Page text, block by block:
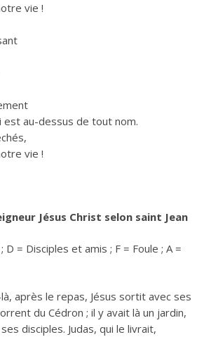
vie !
est au-dessus de tout nom.
vie !
Jésus Christ selon saint Jean
D = Disciples et amis ; F = Foule ; A =
après le repas, Jésus sortit avec ses
du Cédron ; il y avait là un jardin,
disciples. Judas, qui le livrait,